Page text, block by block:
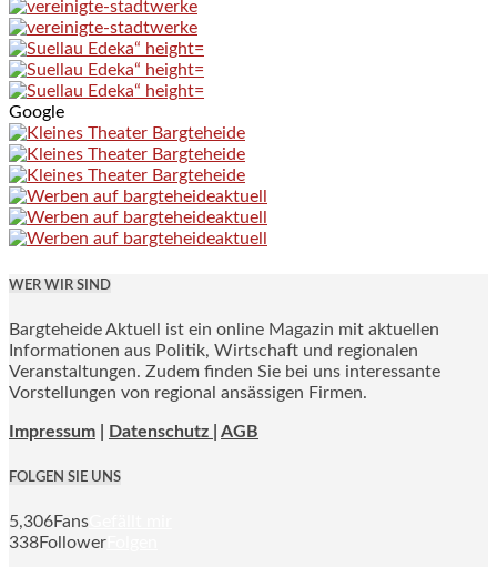
Google
WER WIR SIND
Bargteheide Aktuell ist ein online Magazin mit aktuellen
Informationen aus Politik, Wirtschaft und regionalen
Veranstaltungen. Zudem finden Sie bei uns interessante
Vorstellungen von regional ansässigen Firmen.
Impressum Datenschutz | AGB
FOLGEN SIE UNS
5,306Fans
338Follower